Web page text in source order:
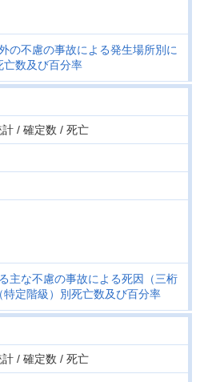
の不慮の事故による発生場所別に
亡数及び百分率
/ 確定数 / 死亡
主な不慮の事故による死因（三桁
定階級）別死亡数及び百分率
/ 確定数 / 死亡